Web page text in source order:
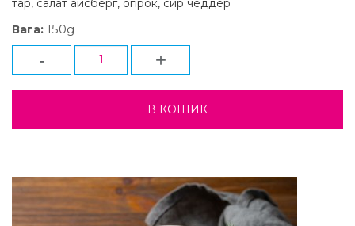
тар, салат айсберг, огірок, сир чеддер
Вага: 150g
- +